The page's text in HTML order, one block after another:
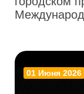
01 Июня 2026